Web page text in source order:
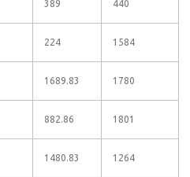
389 440
224 1584
1689.83 1780
882.86 1801
1480.83 1264